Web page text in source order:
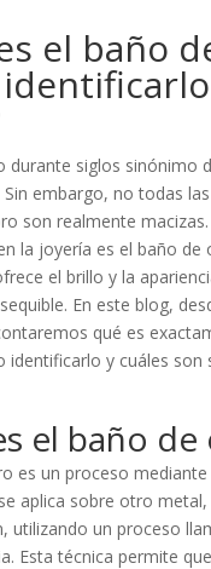
el baño
durante siglos sinónimo
Sin embargo, no todas
son realmente
la joyería es el baño de
el brillo y la
En este blog,
qué es
identificarlo y cuáles son
el baño de
es un proceso
aplica sobre otro
utilizando un proceso
Esta técnica permite